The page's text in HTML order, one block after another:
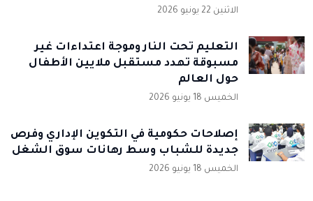
الاثنين 22 يونيو 2026
التعليم تحت النار وموجة اعتداءات غير
مسبوقة تهدد مستقبل ملايين الأطفال
حول العالم
الخميس 18 يونيو 2026
إصلاحات حكومية في التكوين الإداري وفرص
جديدة للشباب وسط رهانات سوق الشغل
الخميس 18 يونيو 2026